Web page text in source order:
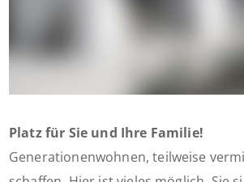
Platz für Sie und Ihre Familie!
Generationenwohnen, teilweise